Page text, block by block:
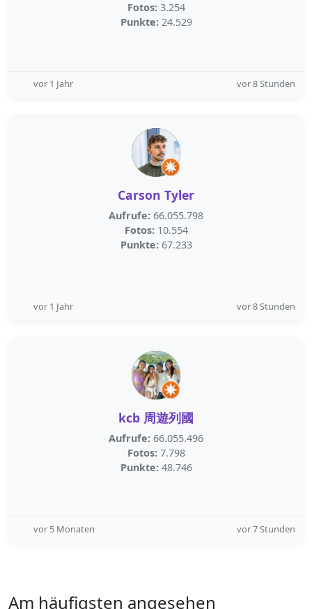
Fotos: 3.254
Punkte: 24.529
vor 1 Jahr vor 8 Stunden
Carson Tyler
Aufrufe: 66.055.798
Fotos: 10.554
Punkte: 67.233
vor 1 Jahr vor 8 Stunden
kcb 周遊列國
Aufrufe: 66.055.496
Fotos: 7.798
Punkte: 48.746
vor 5 Monaten vor 7 Stunden
Am häufigsten angesehen